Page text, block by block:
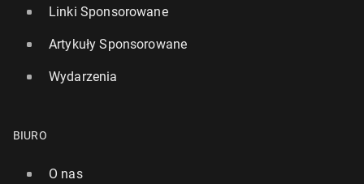
Linki Sponsorowane
Artykuły Sponsorowane
Wydarzenia
BIURO
O nas